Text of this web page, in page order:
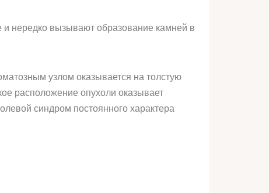
нередко вызывают образование камней в
узлом оказывается на толстую
расположение опухоли оказывает
синдром постоянного характера